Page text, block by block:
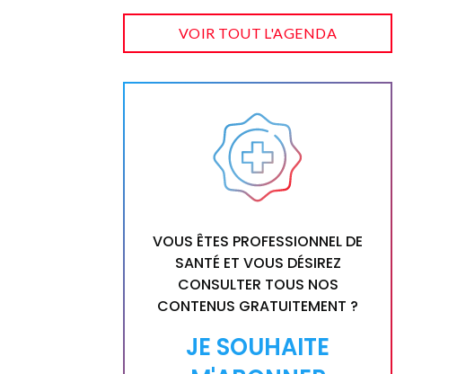
VOIR TOUT L'AGENDA
VOUS ÊTES PROFESSIONNEL DE
SANTÉ ET VOUS DÉSIREZ
CONSULTER TOUS NOS
CONTENUS GRATUITEMENT ?
JE SOUHAITE